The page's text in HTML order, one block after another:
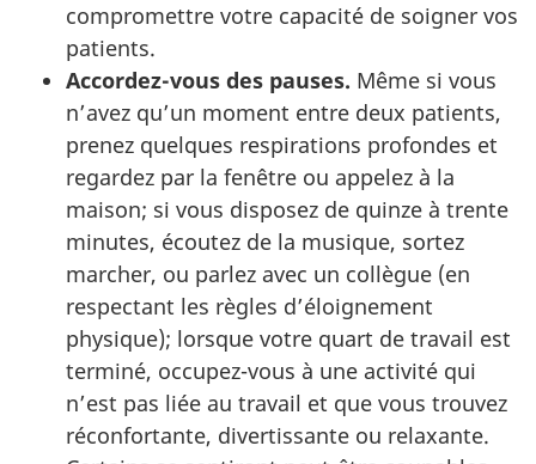
compromettre votre capacité de soigner vos
patients.
Accordez-vous des pauses. Même si vous
n’avez qu’un moment entre deux patients,
prenez quelques respirations profondes et
regardez par la fenêtre ou appelez à la
maison; si vous disposez de quinze à trente
minutes, écoutez de la musique, sortez
marcher, ou parlez avec un collègue (en
respectant les règles d’éloignement
physique); lorsque votre quart de travail est
terminé, occupez-vous à une activité qui
n’est pas liée au travail et que vous trouvez
réconfortante, divertissante ou relaxante.